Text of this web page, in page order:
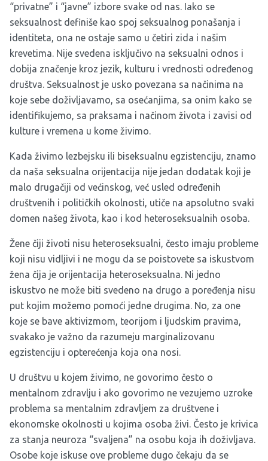
“privatne” i “javne” izbore svake od nas. Iako se
seksualnost definiše kao spoj seksualnog ponašanja i
identiteta, ona ne ostaje samo u četiri zida i našim
krevetima. Nije svedena isključivo na seksualni odnos i
dobija značenje kroz jezik, kulturu i vrednosti određenog
društva. Seksualnost je usko povezana sa načinima na
koje sebe doživljavamo, sa osećanjima, sa onim kako se
identifikujemo, sa praksama i načinom života i zavisi od
kulture i vremena u kome živimo.
Kada živimo lezbejsku ili biseksualnu egzistenciju, znamo
da naša seksualna orijentacija nije jedan dodatak koji je
malo drugačiji od većinskog, već usled određenih
društvenih i političkih okolnosti, utiče na apsolutno svaki
domen našeg života, kao i kod heteroseksualnih osoba.
Žene čiji životi nisu heteroseksualni, često imaju probleme
koji nisu vidljivi i ne mogu da se poistovete sa iskustvom
žena čija je orijentacija heteroseksualna. Ni jedno
iskustvo ne može biti svedeno na drugo a poređenja nisu
put kojim možemo pomoći jedne drugima. No, za one
koje se bave aktivizmom, teorijom i ljudskim pravima,
svakako je važno da razumeju marginalizovanu
egzistenciju i opterećenja koja ona nosi.
U društvu u kojem živimo, ne govorimo često o
mentalnom zdravlju i ako govorimo ne vezujemo uzroke
problema sa mentalnim zdravljem za društvene i
ekonomske okolnosti u kojima osoba živi. Često je krivica
za stanja neuroza “svaljena” na osobu koja ih doživljava.
Osobe koje iskuse ove probleme dugo čekaju da se